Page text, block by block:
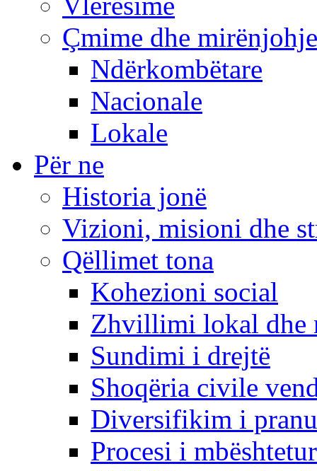
Çmime dhe mirënjohje
Ndërkombëtare
Nacionale
Lokale
Për ne
Historia jonë
Vizioni, misioni dhe
Qëllimet tona
Kohezioni social
Zhvillimi lokal dhe
Sundimi i drejtë
Shoqëria civile
Diversifikim i
Procesi i